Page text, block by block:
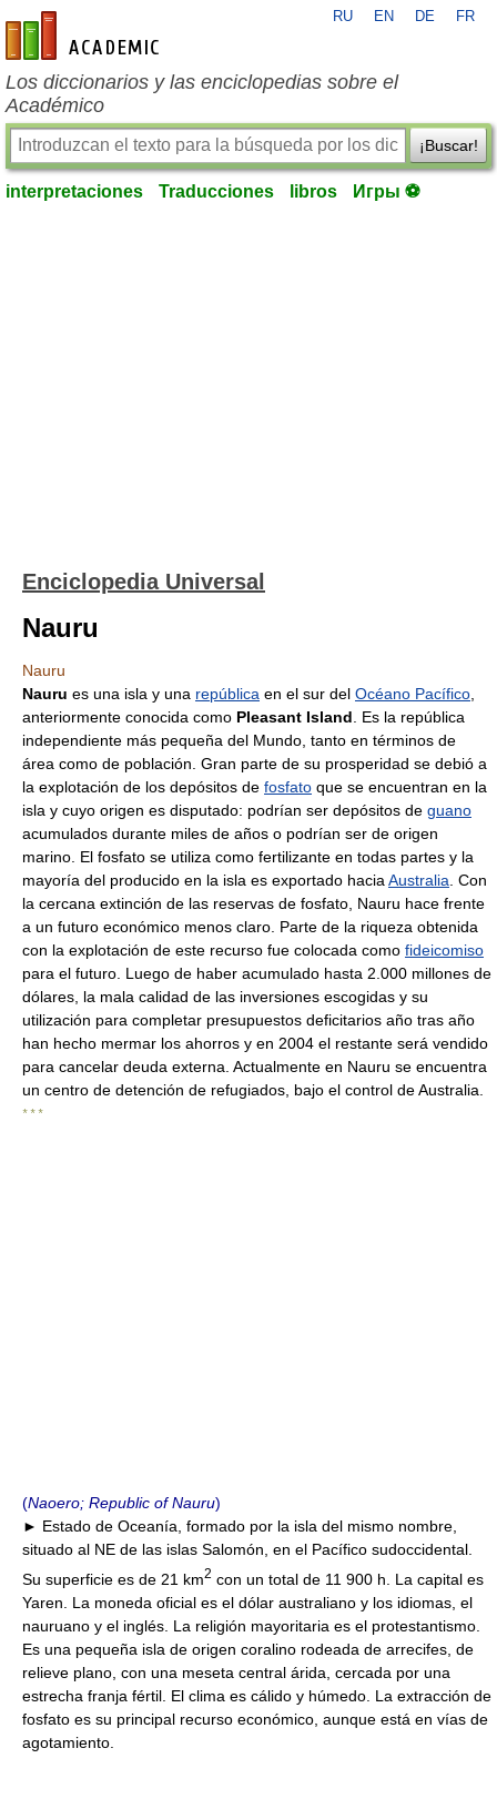
es-academic.com
RU EN DE FR
Los diccionarios y las enciclopedias sobre el
Académico
¡Buscar!
interpretaciones Traducciones libros Игры ⚽
Enciclopedia Universal
Nauru
Nauru
Nauru es una isla y una república en el sur del Océano Pacífico
anteriormente conocida como Pleasant Island . Es la república
independiente más pequeña del Mundo, tanto en términos de
área como de población. Gran parte de su prosperidad se debió a
la explotación de los depósitos de fosfato que se encuentran en la
isla y cuyo origen es disputado: podrían ser depósitos de guano
acumulados durante miles de años o podrían ser de origen
marino. El fosfato se utiliza como fertilizante en todas partes y la
mayoría del producido en la isla es exportado hacia Australia . Con
la cercana extinción de las reservas de fosfato, Nauru hace frente
a un futuro económico menos claro. Parte de la riqueza obtenida
con la explotación de este recurso fue colocada como fideicomiso
para el futuro. Luego de haber acumulado hasta 2.000 millones de
dólares, la mala calidad de las inversiones escogidas y su
utilización para completar presupuestos deficitarios año tras año
han hecho mermar los ahorros y en 2004 el restante será vendido
para cancelar deuda externa. Actualmente en Nauru se encuentra
un centro de detención de refugiados, bajo el control de Australia.
* * *
(Naoero; Republic of Nauru)
► Estado de Oceanía, formado por la isla del mismo nombre,
situado al NE de las islas Salomón, en el Pacífico sudoccidental.
Su superficie es de 21 km2 con un total de 11 900 h. La capital es
Yaren. La moneda oficial es el dólar australiano y los idiomas, el
nauruano y el inglés. La religión mayoritaria es el protestantismo.
Es una pequeña isla de origen coralino rodeada de arrecifes, de
relieve plano, con una meseta central árida, cercada por una
estrecha franja fértil. El clima es cálido y húmedo. La extracción de
fosfato es su principal recurso económico, aunque está en vías de
agotamiento.